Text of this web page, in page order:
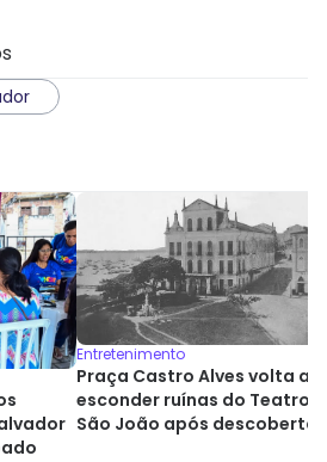
Entretenimento
Praça Castro Alves volta a
esconder ruínas do Teatro
São João após descoberta